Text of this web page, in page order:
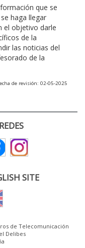
que se
haga llegar
el objetivo darle
de la
las noticias del
de la
de revisión: 02-05-2025
SITE
de Telecomunicación
Delibes